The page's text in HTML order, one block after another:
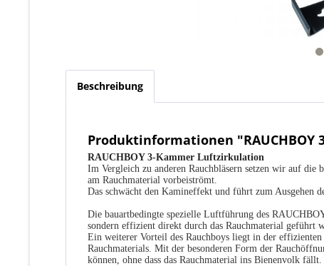
Beschreibung
Produktinformationen
RAUCHBOY 3-Kammer Luftzirkulation
Im Vergleich zu anderen Rauchbläsern setzen wir auf
am Rauchmaterial vorbeiströmt.
Das schwächt den Kamineffekt und führt zum Ausgehen
Die bauartbedingte spezielle Luftführung des
sondern effizient direkt durch das Rauchmaterial geführt
Ein weiterer Vorteil des Rauchboys liegt in der effizienten
Rauchmaterials. Mit der besonderen Form der
können, ohne dass das Rauchmaterial ins Bienenvolk